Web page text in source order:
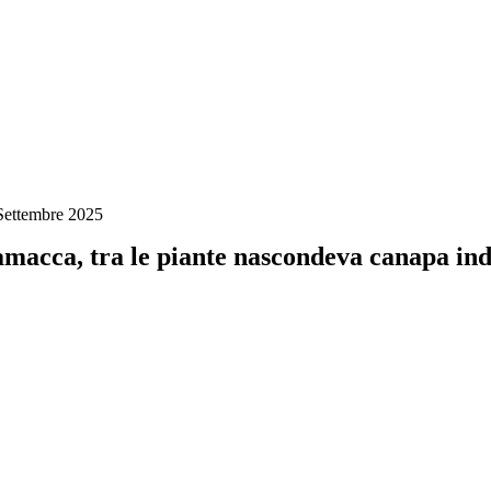
2025
tra le piante nascondeva canapa